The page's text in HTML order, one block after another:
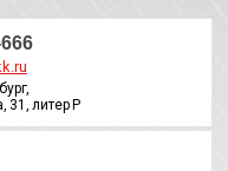
31, литер Р